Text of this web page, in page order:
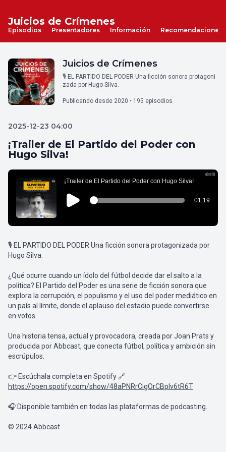
Juicios de Crímenes
Episodios Presentadores Información Recomendaciones
Juicios de Crímenes
🎙️ EL PARTIDO DEL PODER Una ficción sonora protagoni
zada por Hugo Silva.
Publicando desde 2020 • 195 episodios
2025-12-23 04:00
¡Trailer de El Partido del Poder con
Hugo Silva!
🎙️ EL PARTIDO DEL PODER Una ficción sonora protagonizada por
Hugo Silva.
¿Qué ocurre cuando un ídolo del fútbol decide dar el salto a la
política? El Partido del Poder es una serie de ficción sonora que
explora la corrupción, el populismo y el uso del poder mediático en
un país al límite, donde el aplauso del estadio puede convertirse
en votos.
Una historia tensa, actual y provocadora, creada por Joan Prats y
producida por Abbcast, que conecta fútbol, política y ambición sin
escrúpulos.
👉 Escúchala completa en Spotify 🔗
https://open.spotify.com/show/48aPNRrCigOrCBplv6tR6T
🎧 Disponible también en todas las plataformas de podcasting.
© 2024 Abbcast